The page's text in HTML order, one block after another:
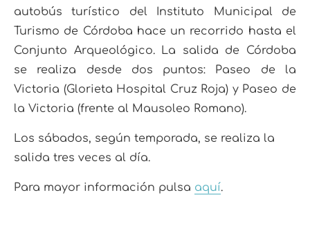
autobús turístico del Instituto Municipal de
Turismo de Córdoba hace un recorrido hasta el
Conjunto Arqueológico. La salida de Córdoba
se realiza desde dos puntos: Paseo de la
Victoria (Glorieta Hospital Cruz Roja) y Paseo de
la Victoria (frente al Mausoleo Romano).
Los sábados, según temporada, se realiza la
salida tres veces al día.
Para mayor información pulsa aquí.